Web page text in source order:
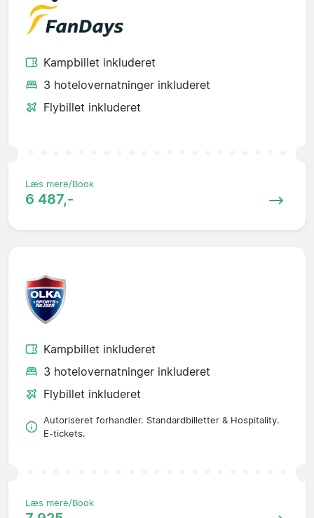
Kampbillet inkluderet
3 hotelovernatninger inkluderet
Flybillet inkluderet
Læs mere/Book
6 487,-
Kampbillet inkluderet
3 hotelovernatninger inkluderet
Flybillet inkluderet
Autoriseret forhandler. Standardbilletter & Hospitality.
E-tickets.
Læs mere/Book